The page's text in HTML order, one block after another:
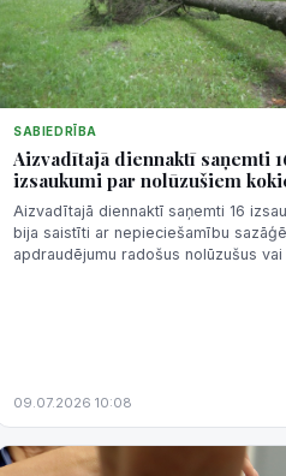
SABIEDRĪBA
Aizvadītajā diennaktī saņemti
izsaukumi par nolūzušiem
Aizvadītajā diennaktī saņemti 16
bija saistīti ar nepieciešamību
apdraudējumu radošus nolūzušus vai
09.07.2026 10:08